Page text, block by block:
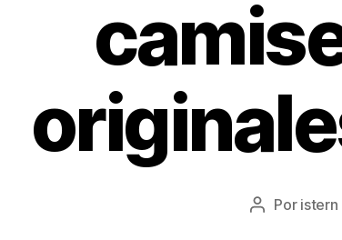
Autor
Por istern